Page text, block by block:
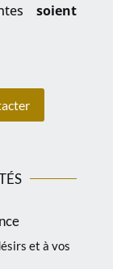
soient
et à vos